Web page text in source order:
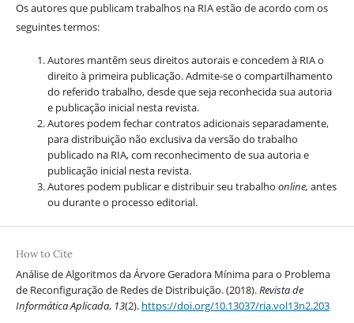
Os autores que publicam trabalhos na RIA estão de acordo com os
seguintes termos:
Autores mantêm seus direitos autorais e concedem à RIA o
direito à primeira publicação. Admite-se o compartilhamento
do referido trabalho, desde que seja reconhecida sua autoria
e publicação inicial nesta revista.
Autores podem fechar contratos adicionais separadamente,
para distribuição não exclusiva da versão do trabalho
publicado na RIA, com reconhecimento de sua autoria e
publicação inicial nesta revista.
Autores podem publicar e distribuir seu trabalho online, antes
ou durante o processo editorial.
How to Cite
Análise de Algoritmos da Árvore Geradora Mínima para o Problema
de Reconfiguração de Redes de Distribuição. (2018).Revista de
Informática Aplicada, 13(2). https://doi.org/10.13037/ria.vol13n2.203